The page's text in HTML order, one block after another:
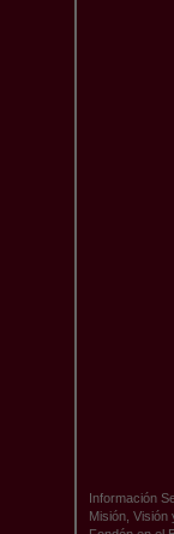
Información
Misión, Visión